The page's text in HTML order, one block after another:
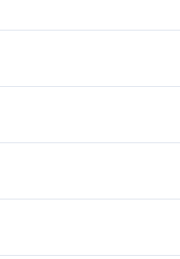
y los interruptores.